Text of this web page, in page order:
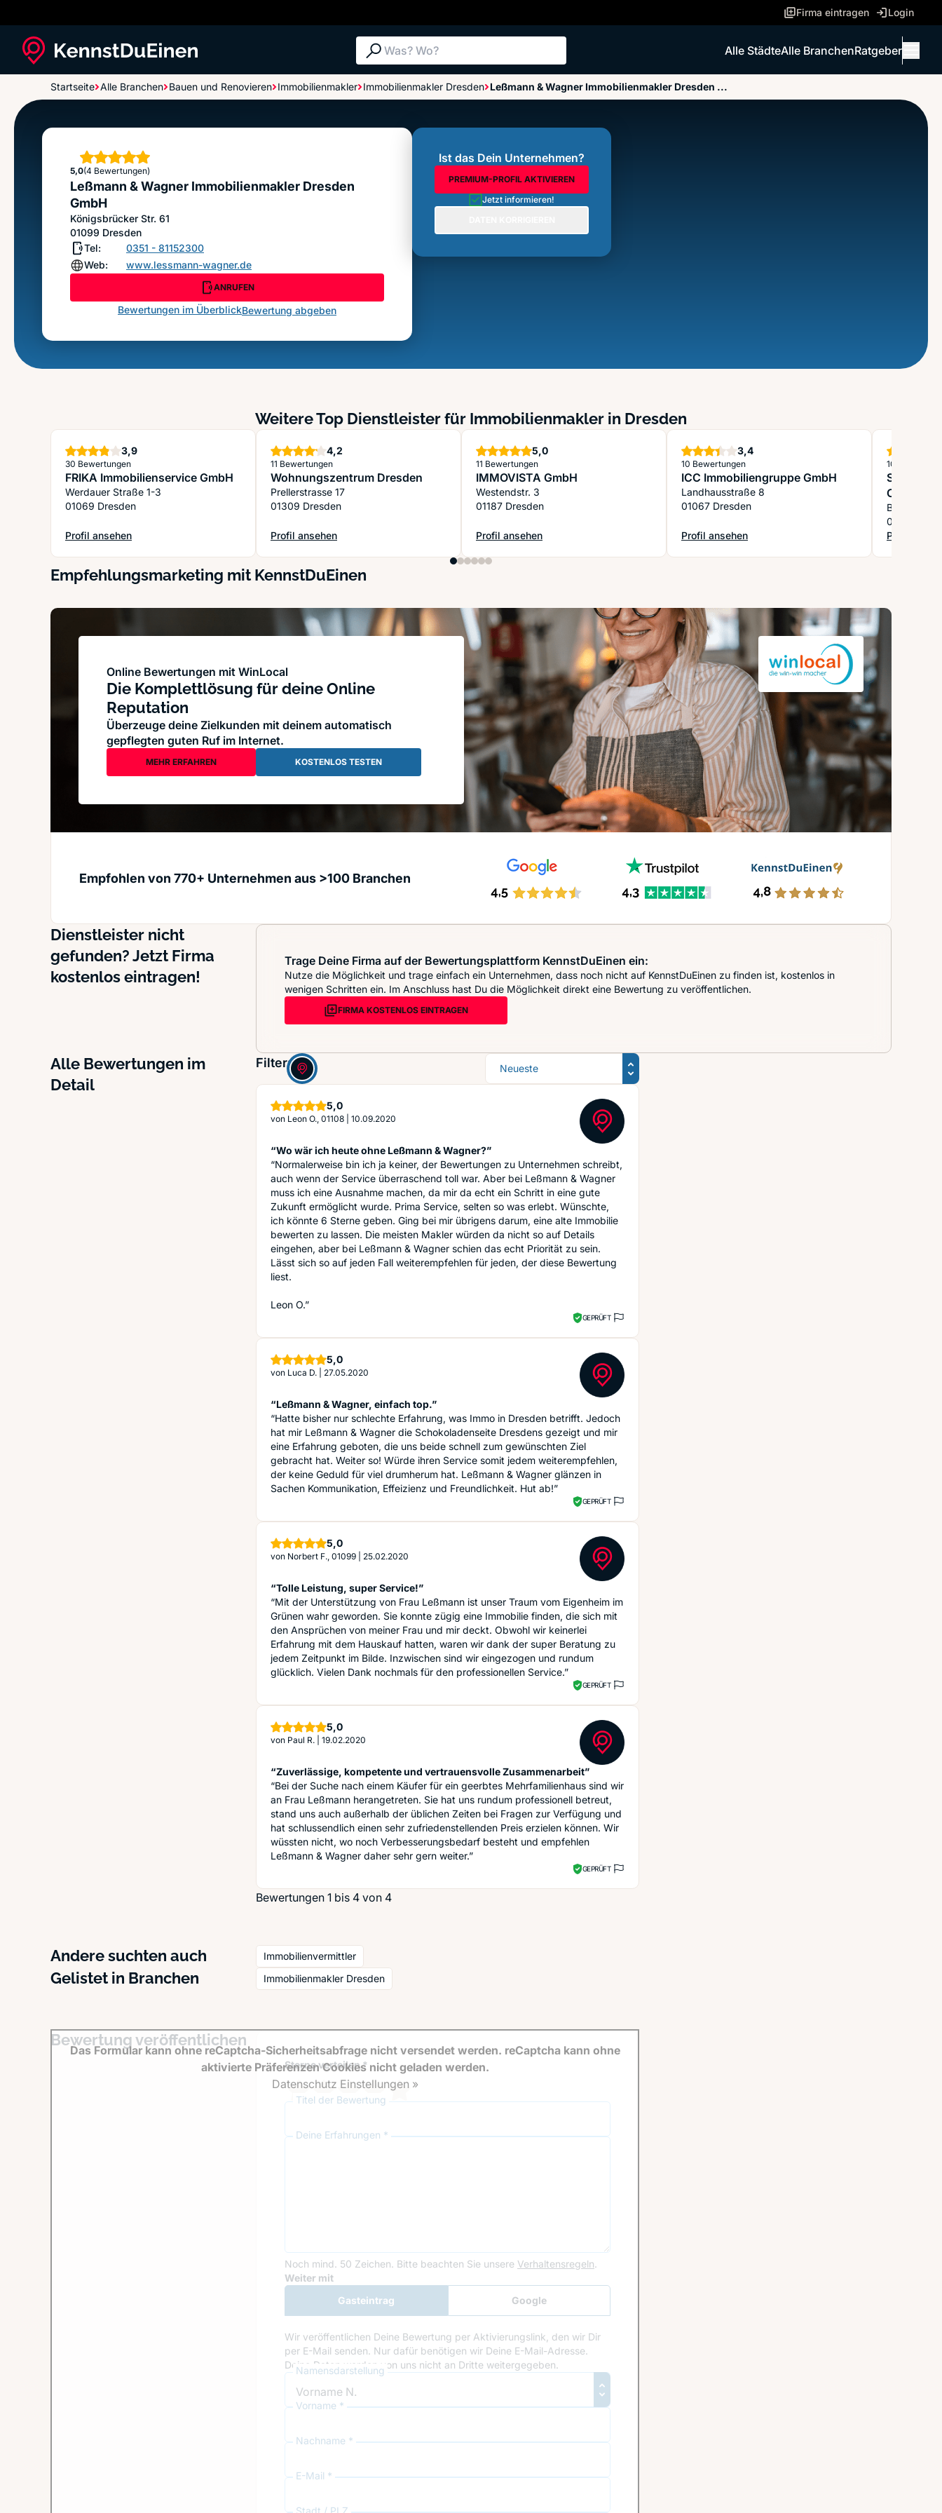
Firma eintragen Login
Suche: Was? Wo?
Alle StädteAlle BranchenRatgeber
Startseite Alle Branchen Bauen und Renovieren Immobilienmakler Immobilienmakler Dresden Leßmann & Wagner Immobilienmakler Dresden ...
Bewertungen im ÜberblickBewertung abgeben
5,0
Sterne
(4 Bewertungen)
Leßmann & Wagner Immobilienmakler Dresden
GmbH
Königsbrücker Str. 61
01099 Dresden
Tel:
0351 - 81152300
Web:
www.lessmann-wagner.de
ANRUFEN
Bewertungen im ÜberblickBewertung abgeben
Ist das Dein Unternehmen?
PREMIUM-PROFIL AKTIVIEREN
Jetzt informieren!
Weitere Top Dienstleister für Immobilienmakler in Dresden
3,9Sterne
30 Bewertungen
FRIKA Immobilienservice GmbH
Werdauer Straße 1-3
01069 Dresden
Profil ansehen
: FRIKA Immobilienservice GmbH
4,2
11 Bewertungen
Wohnungszentrum Dresden
Prellerstrasse 17
01309 Dresden
Profil ansehen
: Wohnungszentrum Dresden
5,0Sterne
11 Bewertungen
IMMOVISTA GmbH
Westendstr. 3
01187 Dresden
Profil ansehen
: IMMOVISTA GmbH
3,4Sterne
10 Bewertungen
ICC Immobiliengruppe GmbH
Landhausstraße 8
01067 Dresden
Profil ansehen
: ICC Immobiliengruppe GmbH
10
Saxowert
Co. KG
Bautzner
01099
Profil
: Saxowert
Empfehlungsmarketing mit KennstDuEinen
Online Bewertungen mit WinLocal
Die Komplettlösung für deine Online
Reputation
Überzeuge deine Zielkunden mit deinem automatisch
gepflegten guten Ruf im Internet.
MEHR ERFAHREN KOSTENLOS TESTEN
Empfohlen von 770+ Unternehmen aus >100 Branchen
Dienstleister nicht
gefunden? Jetzt Firma
kostenlos eintragen!
Trage Deine Firma auf der Bewertungsplattform KennstDuEinen ein:
Nutze die Möglichkeit und trage einfach ein Unternehmen, dass noch nicht auf KennstDuEinen zu finden ist, kostenlos in
wenigen Schritten ein. Im Anschluss hast Du die Möglichkeit direkt eine Bewertung zu veröffentlichen.
FIRMA KOSTENLOS EINTRAGEN
Alle Bewertungen im
Detail
Filter: Sortierung
5,0Sterne
von Leon O., 01108 10.09.2020
“Wo wär ich heute ohne Leßmann & Wagner?”
“Normalerweise bin ich ja keiner, der Bewertungen zu Unternehmen schreibt,
auch wenn der Service überraschend toll war. Aber bei Leßmann & Wagner
muss ich eine Ausnahme machen, da mir da echt ein Schritt in eine gute
Zukunft ermöglicht wurde. Prima Service, selten so was erlebt. Wünschte,
ich könnte 6 Sterne geben. Ging bei mir übrigens darum, eine alte Immobilie
bewerten zu lassen. Die meisten Makler würden da nicht so auf Details
eingehen, aber bei Leßmann & Wagner schien das echt Priorität zu sein.
Lässt sich so auf jeden Fall weiterempfehlen für jeden, der diese Bewertung
liest.
Leon O.”
GEPRÜFT
5,0Sterne
von Luca D. 27.05.2020
“Leßmann & Wagner, einfach top.”
“Hatte bisher nur schlechte Erfahrung, was Immo in Dresden betrifft. Jedoch
hat mir Leßmann & Wagner die Schokoladenseite Dresdens gezeigt und mir
eine Erfahrung geboten, die uns beide schnell zum gewünschten Ziel
gebracht hat. Weiter so! Würde ihren Service somit jedem weiterempfehlen,
der keine Geduld für viel drumherum hat. Leßmann & Wagner glänzen in
Sachen Kommunikation, Effeizienz und Freundlichkeit. Hut ab!”
GEPRÜFT
5,0Sterne
von Norbert F., 01099 25.02.2020
“Tolle Leistung, super Service!”
“Mit der Unterstützung von Frau Leßmann ist unser Traum vom Eigenheim im
Grünen wahr geworden. Sie konnte zügig eine Immobilie finden, die sich mit
den Ansprüchen von meiner Frau und mir deckt. Obwohl wir keinerlei
Erfahrung mit dem Hauskauf hatten, waren wir dank der super Beratung zu
jedem Zeitpunkt im Bilde. Inzwischen sind wir eingezogen und rundum
glücklich. Vielen Dank nochmals für den professionellen Service.”
GEPRÜFT
5,0Sterne
von Paul R. 19.02.2020
“Zuverlässige, kompetente und vertrauensvolle Zusammenarbeit”
“Bei der Suche nach einem Käufer für ein geerbtes Mehrfamilienhaus sind wir
an Frau Leßmann herangetreten. Sie hat uns rundum professionell betreut,
stand uns auch außerhalb der üblichen Zeiten bei Fragen zur Verfügung und
hat schlussendlich einen sehr zufriedenstellenden Preis erzielen können. Wir
wüssten nicht, wo noch Verbesserungsbedarf besteht und empfehlen
Leßmann & Wagner daher sehr gern weiter.”
GEPRÜFT
Bewertungen 1 bis 4 von 4
Andere suchten auch Immobilienvermittler
Gelistet in Branchen Immobilienmakler Dresden
Bewertung veröffentlichen
Sterne verteilen *
Titel der Bewertung
Deine Erfahrungen *
Noch mind. 50 Zeichen. Bitte beachten Sie unsere Verhaltensregeln.
Google Recaptcha
Weiter mit
Gasteintrag
Google
Anmeldung
Wir veröffentlichen Deine Bewertung per Aktivierungslink, den wir Dir
per E-Mail senden. Nur dafür benötigen wir Deine E-Mail-Adresse.
Deine Daten werden von uns nicht an Dritte weitergegeben.
Namensdarstellung
Vorname *
Nachname *
E-Mail *
Stadt / PLZ
Das Formular kann ohne reCaptcha-Sicherheitsabfrage nicht versendet werden. reCaptcha kann ohne
aktivierte Präferenzen Cookies nicht geladen werden.
Datenschutz Einstellungen »